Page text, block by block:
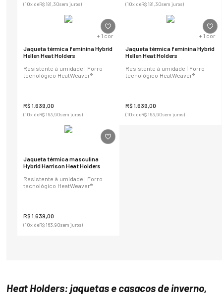
(10x deR$ 181,30sem juros) (10x deR$ 181,30sem juros)
+ 1 cor
Jaqueta térmica feminina Hybrid
Hellen Heat Holders
Resistente à umidade | Forro
tecnológico HeatWeaver®
R$ 1 639 00
(10x deR$ 163,90sem juros)
+ 1 cor
Jaqueta térmica feminina Hybrid
Hellen Heat Holders
Resistente à umidade | Forro
tecnológico HeatWeaver®
R$ 1 639 00
(10x deR$ 163,90sem juros)
Jaqueta térmica masculina
Hybrid Harrison Heat Holders
Resistente à umidade | Forro
tecnológico HeatWeaver®
R$ 1 639 00
(10x deR$ 163,90sem juros)
Heat Holders: jaquetas e casacos de inverno,